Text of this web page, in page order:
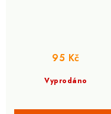
Vyprodáno
95 Kč